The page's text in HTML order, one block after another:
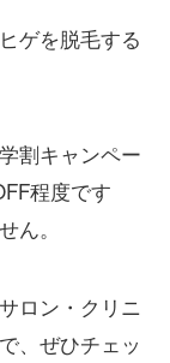
ゲを脱毛する
割キャンペー
程度です
ん。
ロン・クリニ
、ぜひチェッ